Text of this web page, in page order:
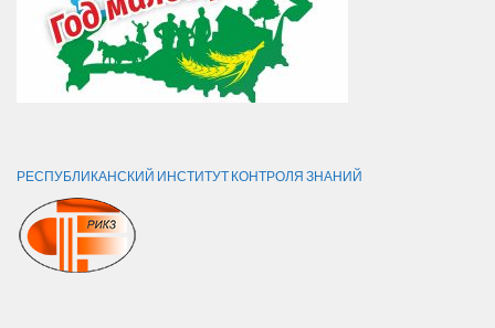
РЕСПУБЛИКАНСКИЙ ИНСТИТУТ КОНТРОЛЯ ЗНАНИЙ